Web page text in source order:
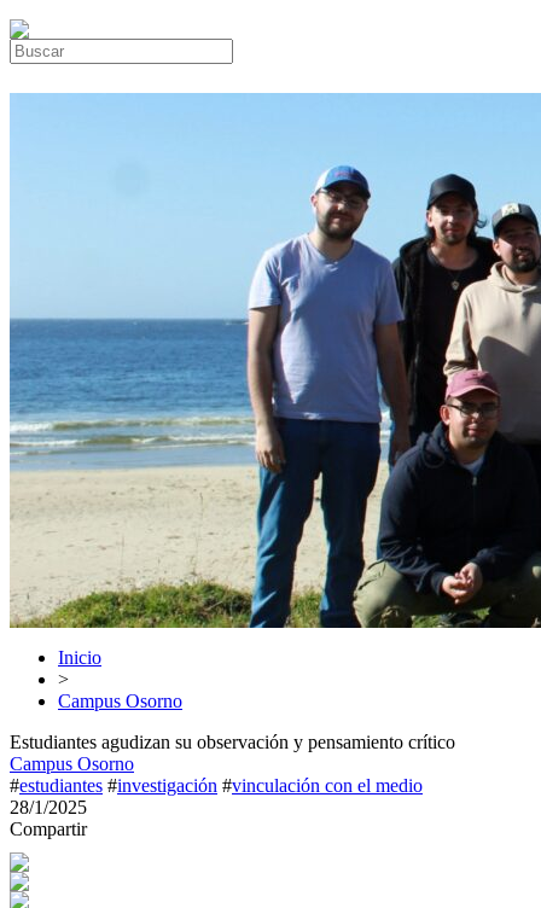
Inicio
>
Campus Osorno
Estudiantes agudizan su observación y pensamiento crítico
Campus Osorno
#estudiantes #investigación #vinculación con el medio
28/1/2025
Compartir